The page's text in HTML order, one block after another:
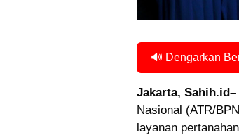
🔊 Dengarkan
Jakarta, Sahih.id–
Nasional (ATR/
layanan